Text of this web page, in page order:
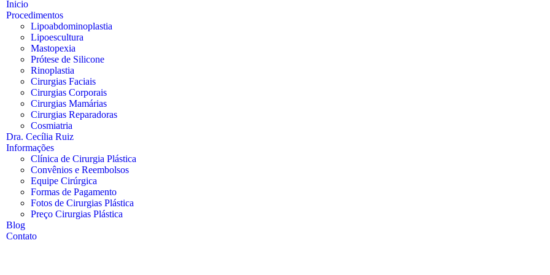
Inicio
Procedimentos
Lipoabdominoplastia
Lipoescultura
Mastopexia
Prótese de Silicone
Rinoplastia
Cirurgias Faciais
Cirurgias Corporais
Cirurgias Mamárias
Cirurgias Reparadoras
Cosmiatria
Dra. Cecília Ruiz
Informações
Clínica de Cirurgia Plástica
Convênios e Reembolsos
Equipe Cirúrgica
Formas de Pagamento
Fotos de Cirurgias Plástica
Preço Cirurgias Plástica
Blog
Contato